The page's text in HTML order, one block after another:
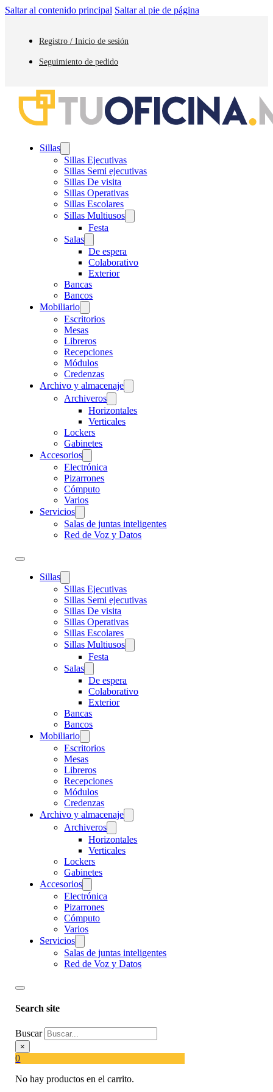
Saltar al contenido principal Saltar al pie de página
Registro / Inicio de sesión
Seguimiento de pedido
Sillas
Sillas Ejecutivas
Sillas Semi ejecutivas
Sillas De visita
Sillas Operativas
Sillas Escolares
Sillas Multiusos
Festa
Salas
De espera
Colaborativo
Exterior
Bancas
Bancos
Mobiliario
Escritorios
Mesas
Libreros
Recepciones
Módulos
Credenzas
Archivo y almacenaje
Archiveros
Horizontales
Verticales
Lockers
Gabinetes
Accesorios
Electrónica
Pizarrones
Cómputo
Varios
Servicios
Salas de juntas inteligentes
Red de Voz y Datos
Sillas
Sillas Ejecutivas
Sillas Semi ejecutivas
Sillas De visita
Sillas Operativas
Sillas Escolares
Sillas Multiusos
Festa
Salas
De espera
Colaborativo
Exterior
Bancas
Bancos
Mobiliario
Escritorios
Mesas
Libreros
Recepciones
Módulos
Credenzas
Archivo y almacenaje
Archiveros
Horizontales
Verticales
Lockers
Gabinetes
Accesorios
Electrónica
Pizarrones
Cómputo
Varios
Servicios
Salas de juntas inteligentes
Red de Voz y Datos
Search site
Buscar
×
0
No hay productos en el carrito.